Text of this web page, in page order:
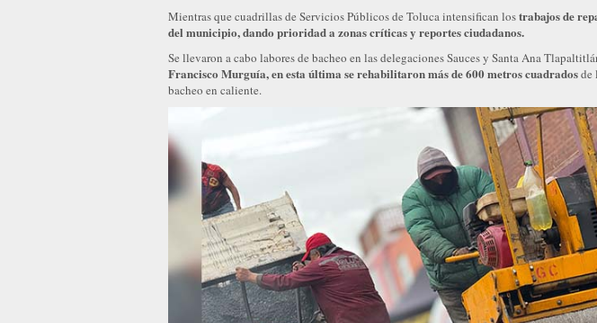
Mientras que cuadrillas de Servicios Públicos de Toluca intensifican lostrabajos de
del municipio, dando prioridad a zonas críticas y reportes ciudadanos.
Se llevaron a cabo labores de bacheo en las delegaciones Sauces y Santa Ana
Francisco Murguía, en esta última se rehabilitaron más de 600 metros cuadradosde
bacheo en caliente.